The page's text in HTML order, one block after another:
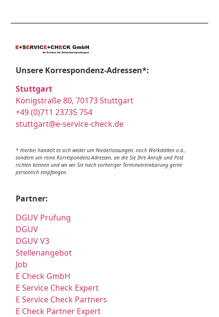
Unsere Korrespondenz-Adressen*:
Stuttgart
Königstraße 80, 70173 Stuttgart
+49 (0)711 23735 754
stuttgart@e-service-check.de
* Hierbei handelt es sich weder um Niederlassungen, noch Werkstätten o.ä.,
sondern um reine Korrespondenz-Adressen, an die Sie Ihre Anrufe und Post
richten können und wo wir Sie nach vorheriger Terminvereinbarung gerne
persönlich empfangen.
Partner:
DGUV Prüfung
DGUV
DGUV V3
Stellenangebot
Job
E Check GmbH
E Service Check Expert
E Service Check Partners
E Check Partner Expert